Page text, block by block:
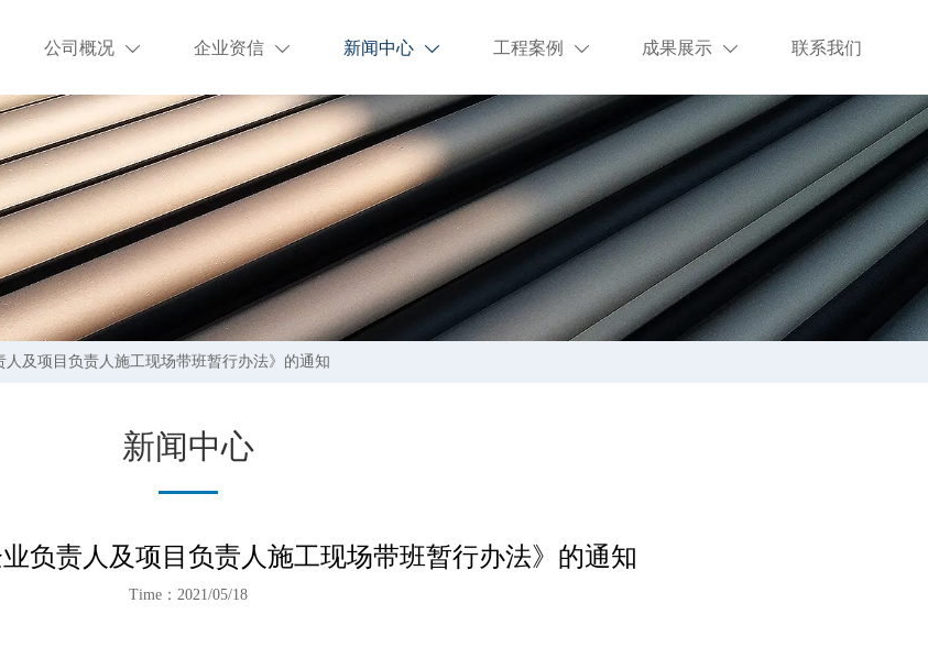
公司概况  企业资信  新闻中心  工程案例  成果展示  联系我们
及项目负责人施工现场带班暂行办法》的通知
新闻中心
负责人及项目负责人施工现场带班暂行办法》的通知
Time：2021/05/18